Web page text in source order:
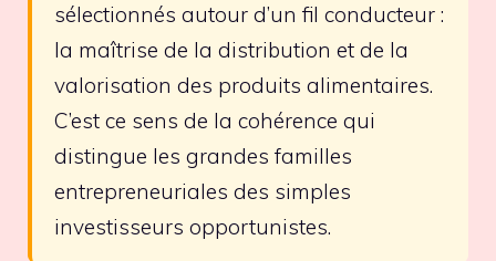
sélectionnés autour d’un fil conducteur :
la maîtrise de la distribution et de la
valorisation des produits alimentaires.
C’est ce sens de la cohérence qui
distingue les grandes familles
entrepreneuriales des simples
investisseurs opportunistes.